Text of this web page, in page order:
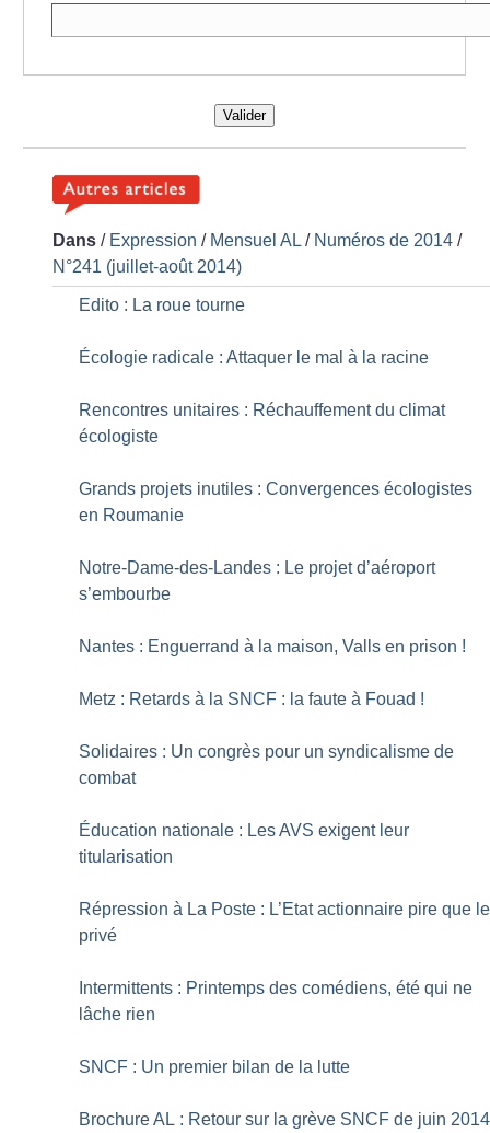
Valider
Dans / Expression / Mensuel AL / Numéros de 2014 /
N°241 (juillet-août 2014)
Edito : La roue tourne
Écologie radicale : Attaquer le mal à la racine
Rencontres unitaires : Réchauffement du climat
écologiste
Grands projets inutiles : Convergences écologistes
en Roumanie
Notre-Dame-des-Landes : Le projet d’aéroport
s’embourbe
Nantes : Enguerrand à la maison, Valls en prison !
Metz : Retards à la SNCF : la faute à Fouad !
Solidaires : Un congrès pour un syndicalisme de
combat
Éducation nationale : Les AVS exigent leur
titularisation
Répression à La Poste : L’Etat actionnaire pire que le
privé
Intermittents : Printemps des comédiens, été qui ne
lâche rien
SNCF : Un premier bilan de la lutte
Brochure AL : Retour sur la grève SNCF de juin 2014